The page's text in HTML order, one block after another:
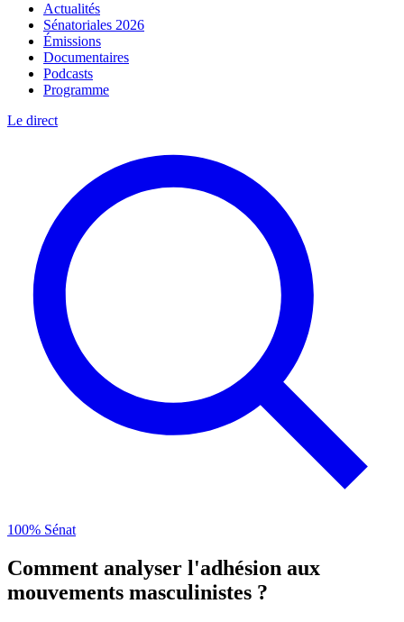
Actualités
Sénatoriales 2026
Émissions
Documentaires
Podcasts
Programme
Le direct
100% Sénat
Comment analyser l'adhésion aux
mouvements masculinistes ?